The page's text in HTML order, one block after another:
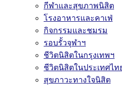
กีฬาและสุขภาพนิสิต
โรงอาหารและคาเฟ่
กิจกรรมและชมรม
รอบรั้วจุฬาฯ
ชีวิตนิสิตในกรุงเทพฯ
ชีวิตนิสิตในประเทศไท
สุขภาวะทางใจนิสิต